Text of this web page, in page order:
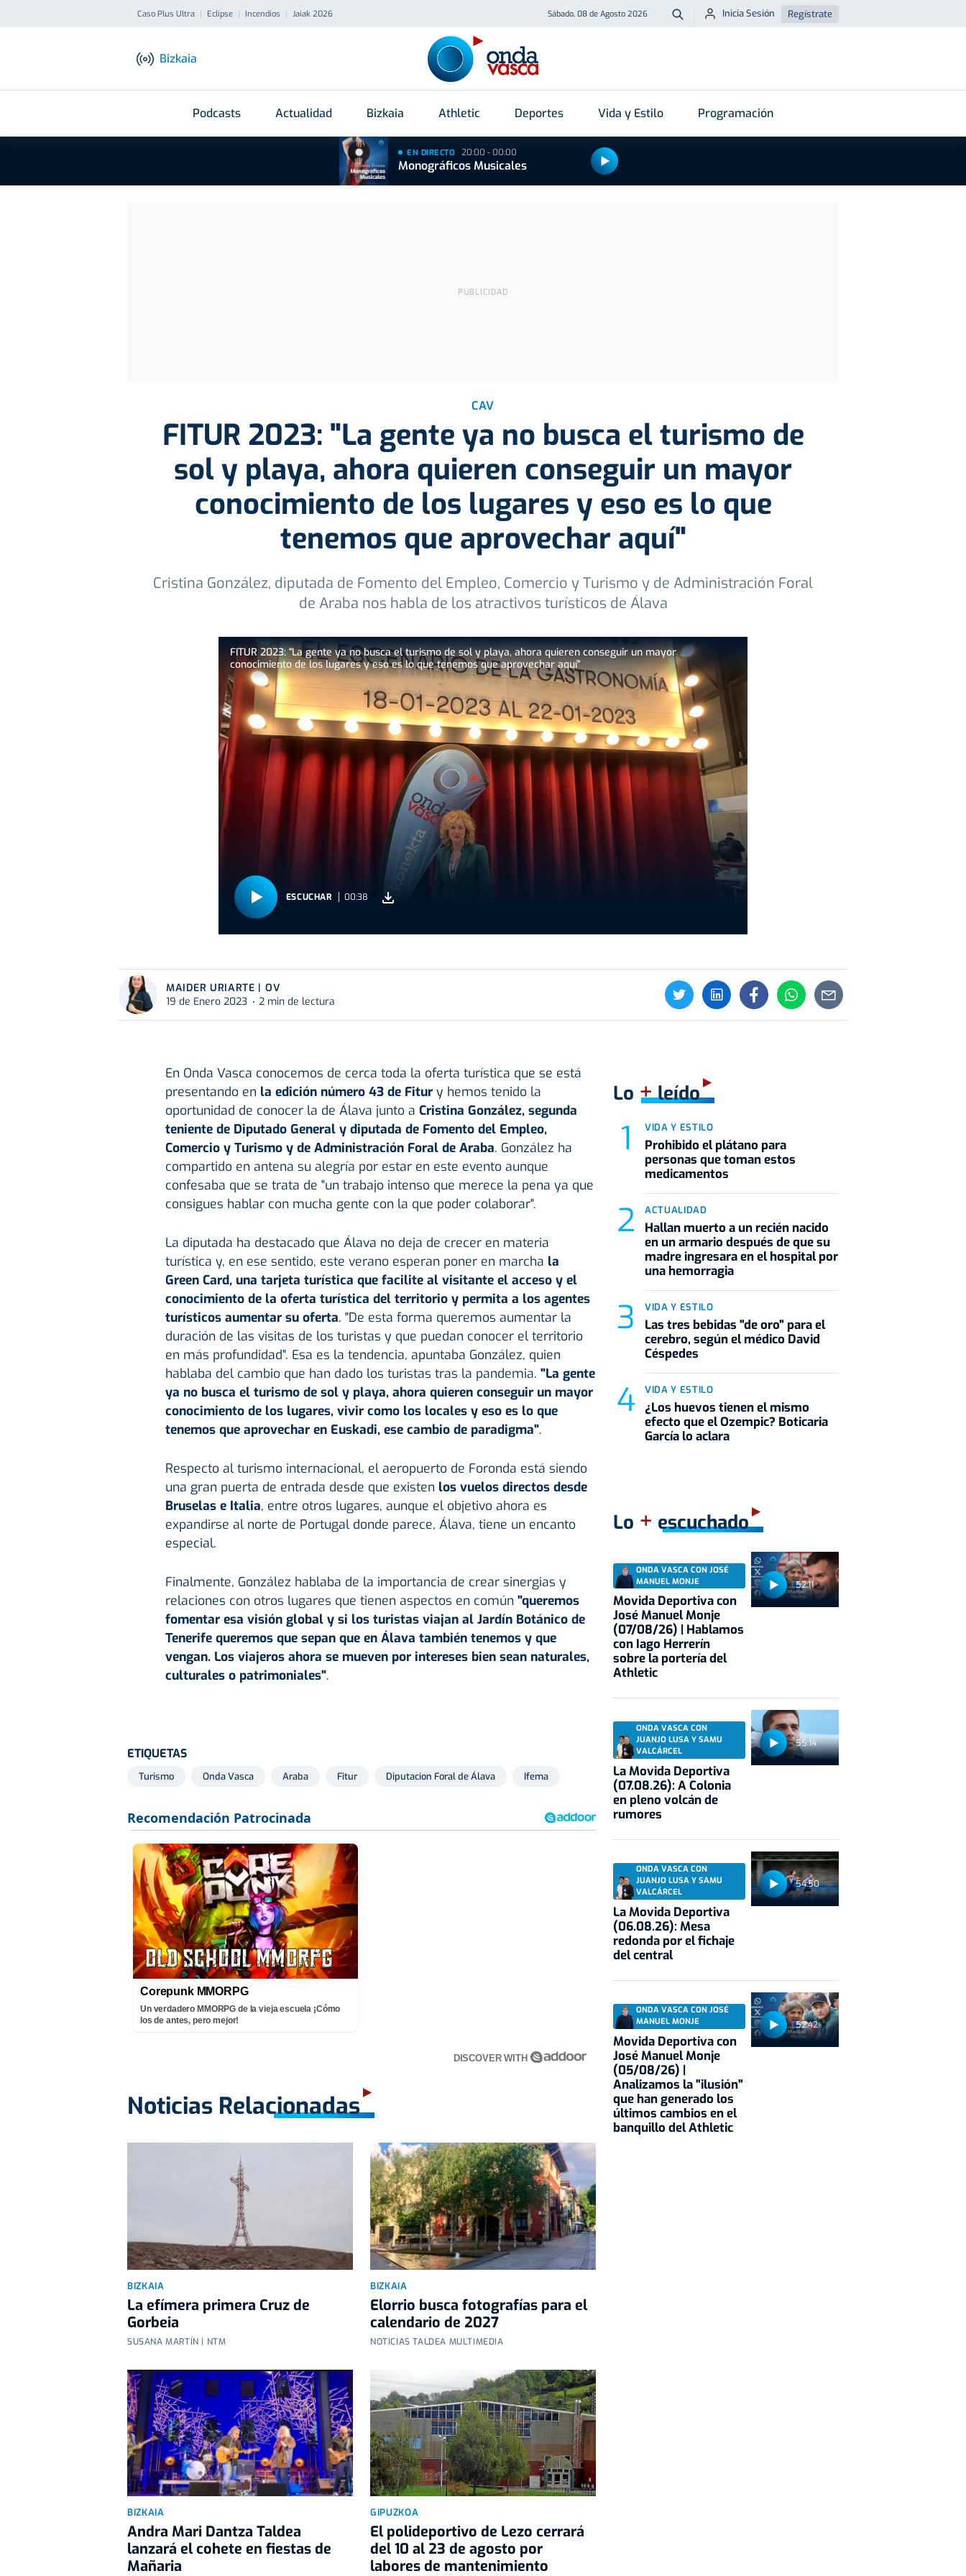
Caso Plus Ultra Eclipse Incendios Jaiak 2026 Sábado, 08 de Agosto 2026 Buscar
Inicia Sesión Regístrate
Bizkaia
Podcasts Actualidad Bizkaia Athletic Deportes Vida y Estilo Programación
EN DIRECTO 20:00 - 00:00
Monográficos Musicales
CAV
FITUR 2023: "La gente ya no busca el turismo de
sol y playa, ahora quieren conseguir un mayor
conocimiento de los lugares y eso es lo que
tenemos que aprovechar aquí"
Cristina González, diputada de Fomento del Empleo, Comercio y Turismo y de Administración Foral
de Araba nos habla de los atractivos turísticos de Álava
FITUR 2023: "La gente ya no busca el turismo de sol y playa, ahora quieren conseguir un mayor
conocimiento de los lugares y eso es lo que tenemos que aprovechar aquí"
ESCUCHAR 00:38
MAIDER URIARTE | OV
19 de Enero 2023
2 min de lectura
En Onda Vasca conocemos de cerca toda la oferta turística que se está
presentando en la edición número 43 de Fitur y hemos tenido la
oportunidad de conocer la de Álava junto a Cristina González, segunda
teniente de Diputado General y diputada de Fomento del Empleo,
Comercio y Turismo y de Administración Foral de Araba. González ha
compartido en antena su alegría por estar en este evento aunque
confesaba que se trata de "un trabajo intenso que merece la pena ya que
consigues hablar con mucha gente con la que poder colaborar".
La diputada ha destacado que Álava no deja de crecer en materia
turística y, en ese sentido, este verano esperan poner en marcha la
Green Card, una tarjeta turística que facilite al visitante el acceso y el
conocimiento de la oferta turística del territorio y permita a los agentes
turísticos aumentar su oferta. "De esta forma queremos aumentar la
duración de las visitas de los turistas y que puedan conocer el territorio
en más profundidad". Esa es la tendencia, apuntaba González, quien
hablaba del cambio que han dado los turistas tras la pandemia. "La gente
ya no busca el turismo de sol y playa, ahora quieren conseguir un mayor
conocimiento de los lugares, vivir como los locales y eso es lo que
tenemos que aprovechar en Euskadi, ese cambio de paradigma".
Respecto al turismo internacional, el aeropuerto de Foronda está siendo
una gran puerta de entrada desde que existen los vuelos directos desde
Bruselas e Italia, entre otros lugares, aunque el objetivo ahora es
expandirse al norte de Portugal donde parece, Álava, tiene un encanto
especial.
Finalmente, González hablaba de la importancia de crear sinergias y
relaciones con otros lugares que tienen aspectos en común "queremos
fomentar esa visión global y si los turistas viajan al Jardín Botánico de
Tenerife queremos que sepan que en Álava también tenemos y que
vengan. Los viajeros ahora se mueven por intereses bien sean naturales,
culturales o patrimoniales".
ETIQUETAS
Turismo Onda Vasca Araba Fitur Diputacion Foral de Álava Ifema
Corepunk MMORPG
Un verdadero MMORPG de la vieja escuela ¡Cómo
los de antes, pero mejor!
DISCOVER WITH
Noticias Relacionadas
BIZKAIA
La efímera primera Cruz de
Gorbeia
SUSANA MARTÍN | NTM
BIZKAIA
Elorrio busca fotografías para el
calendario de 2027
NOTICIAS TALDEA MULTIMEDIA
BIZKAIA
Andra Mari Dantza Taldea
lanzará el cohete en fiestas de
Mañaria
GIPUZKOA
El polideportivo de Lezo cerrará
del 10 al 23 de agosto por
labores de mantenimiento
Lo +leído
VIDA Y ESTILO
Prohibido el plátano para
personas que toman estos
medicamentos
ACTUALIDAD
Hallan muerto a un recién nacido
en un armario después de que su
madre ingresara en el hospital por
una hemorragia
VIDA Y ESTILO
Las tres bebidas "de oro" para el
cerebro, según el médico David
Céspedes
VIDA Y ESTILO
¿Los huevos tienen el mismo
efecto que el Ozempic? Boticaria
García lo aclara
Lo + escuchado
52:11
ONDA VASCA CON JOSÉ
MANUEL MONJE
Movida Deportiva con
José Manuel Monje
(07/08/26) | Hablamos
con Iago Herrerín
sobre la portería del
Athletic
55:14
ONDA VASCA CON
JUANJO LUSA Y SAMU
VALCÁRCEL
La Movida Deportiva
(07.08.26): A Colonia
en pleno volcán de
rumores
54:50
ONDA VASCA CON
JUANJO LUSA Y SAMU
VALCÁRCEL
La Movida Deportiva
(06.08.26): Mesa
redonda por el fichaje
del central
52:42
ONDA VASCA CON JOSÉ
MANUEL MONJE
Movida Deportiva con
José Manuel Monje
(05/08/26) |
Analizamos la "ilusión"
que han generado los
últimos cambios en el
banquillo del Athletic